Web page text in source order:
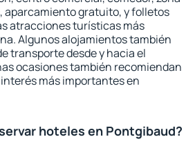
aparcamiento gratuito, y folletos
atracciones turísticas más
Algunos alojamientos también
transporte desde y hacia el
ocasiones también recomiendan
más importantes en
hoteles en Pontgibaud?